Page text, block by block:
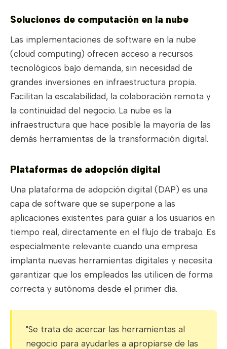
Soluciones de computación en la nube
Las implementaciones de software en la nube
(cloud computing) ofrecen acceso a recursos
tecnológicos bajo demanda, sin necesidad de
grandes inversiones en infraestructura propia.
Facilitan la escalabilidad, la colaboración remota y
la continuidad del negocio. La nube es la
infraestructura que hace posible la mayoría de las
demás herramientas de la transformación digital.
Plataformas de adopción digital
Una plataforma de adopción digital (DAP) es una
capa de software que se superpone a las
aplicaciones existentes para guiar a los usuarios en
tiempo real, directamente en el flujo de trabajo. Es
especialmente relevante cuando una empresa
implanta nuevas herramientas digitales y necesita
garantizar que los empleados las utilicen de forma
correcta y autónoma desde el primer día.
"Se trata de acercar las herramientas al
negocio para ayudarles a apropiarse de las